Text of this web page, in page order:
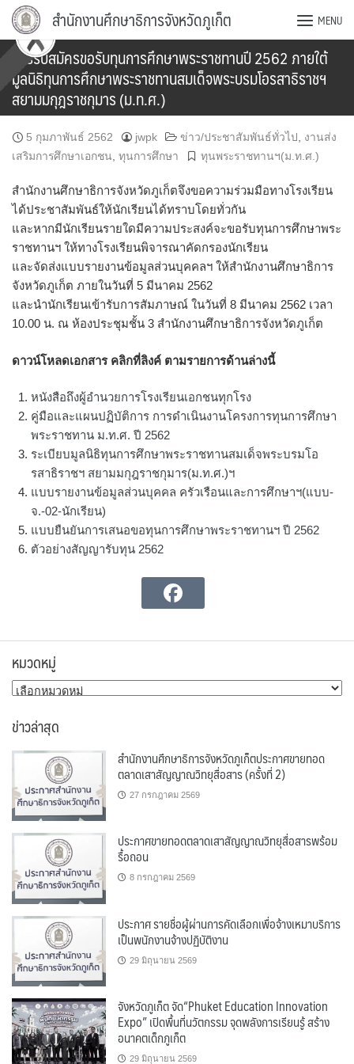
Skip
content
สำนักงานศึกษาธิการจังหวัดภูเก็ต MENU
การรับสมัครขอรับทุนการศึกษาพระราชทานปี 2562 ภายใต้
มูลนิธิทุนการศึกษาพระราชทานสมเด็จพระบรมโอรสาธิราชฯ
สยามมกุฎราชกุมาร (ม.ท.ศ.)
5 กุมภาพันธ์ 2562 jwpk ข่าว/ประชาสัมพันธ์ทั่วไป
งานส่ง
เสริมการศึกษาเอกชน ทุนการศึกษา ทุนพระราชทานฯ(ม.ท.ศ.)
สำนักงานศึกษาธิการจังหวัดภูเก็ตจึงขอความร่วมมือทางโรงเรียน
ได้ประชาสัมพันธ์ให้นักเรียนได้ทราบโดยทั่วกัน
และหากมีนักเรียนรายใดมีความประสงค์จะขอรับทุนการศึกษาพระ
ราชทานฯ ให้ทางโรงเรียนพิจารณาคัดกรองนักเรียน
และจัดส่งแบบรายงานข้อมูลส่วนบุคคลฯ ให้สำนักงานศึกษาธิการ
จังหวัดภูเก็ต ภายในวันที่ 5 มีนาคม 2562
และนำนักเรียนเข้ารับการสัมภาษณ์ ในวันที่ 8 มีนาคม 2562 เวลา
10.00 น. ณ ห้องประชุมชั้น 3 สำนักงานศึกษาธิการจังหวัดภูเก็ต
ดาวน์โหลดเอกสาร คลิกที่ลิงค์ ตามรายการด้านล่างนี้
หนังสือถึงผู้อำนวยการโรงเรียนเอกชนทุกโรง
คู่มือและแผนปฏิบัติการ การดำเนินงานโครงการทุนการศึกษา
พระราชทาน ม.ท.ศ. ปี 2562
ระเบียบมูลนิธิทุนการศึกษาพระราชทานสมเด็จพระบรมโอ
รสาธิราชฯ สยามมกุฎราชกุมาร(ม.ท.ศ.)ฯ
แบบรายงานข้อมูลส่วนบุคคล ครัวเรือนและการศึกษาฯ(แบบ-
จ.-02-นักเรียน)
แบบยืนยันการเสนอขอทุนการศึกษาพระราชทานฯ ปี 2562
ตัวอย่างสัญญารับทุน 2562
หมวดหมู่
หมวด
ข่าวล่าสุด
สำนักงานศึกษาธิการจังหวัดภูเก็ตประกาศขายทอด
ตลาดเสาสัญญาณวิทยุสื่อสาร (ครั้งที่ 2)
27 กรกฎาคม 2569
ประกาศขายทอดตลาดเสาสัญญาณวิทยุสื่อสารพร้อม
รื้อถอน
8 กรกฎาคม 2569
ประกาศ รายชื่อผู้ผ่านการคัดเลือกเพื่อจ้างเหมาบริการ
เป็นพนักงานจ้างปฏิบัติงาน
29 มิถุนายน 2569
จังหวัดภูเก็ต จัด“Phuket Education Innovation
Expo” เปิดพื้นที่นวัตกรรม จุดพลังการเรียนรู้ สร้าง
อนาคตเด็กภูเก็ต
29 มิถุนายน 2569